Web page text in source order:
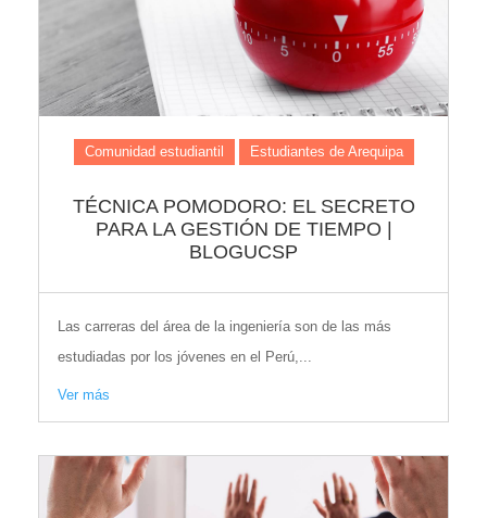
Comunidad estudiantil Estudiantes de Arequipa
TÉCNICA POMODORO: EL SECRETO
PARA LA GESTIÓN DE TIEMPO |
BLOGUCSP
Las carreras del área de la ingeniería son de las más
estudiadas por los jóvenes en el Perú,...
Ver más